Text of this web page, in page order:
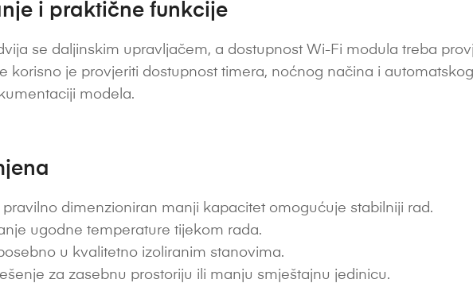
i praktične funkcije
se daljinskim upravljačem, a dostupnost Wi-Fi modula treba
korisno je provjeriti dostupnost timera, noćnog načina i
modela.
pravilno dimenzioniran manji kapacitet omogućuje stabilniji rad.
ugodne temperature tijekom rada.
u kvalitetno izoliranim stanovima.
za zasebnu prostoriju ili manju smještajnu jedinicu.